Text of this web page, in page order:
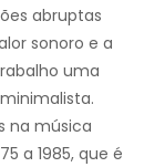
abruptas
sonoro e a
uma
na música
a 1985, que é